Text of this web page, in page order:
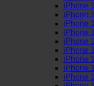
iPhone
iPhone
iPhone
iPhone
iPhone
iPhone
iPhone
iPhone
iPhone